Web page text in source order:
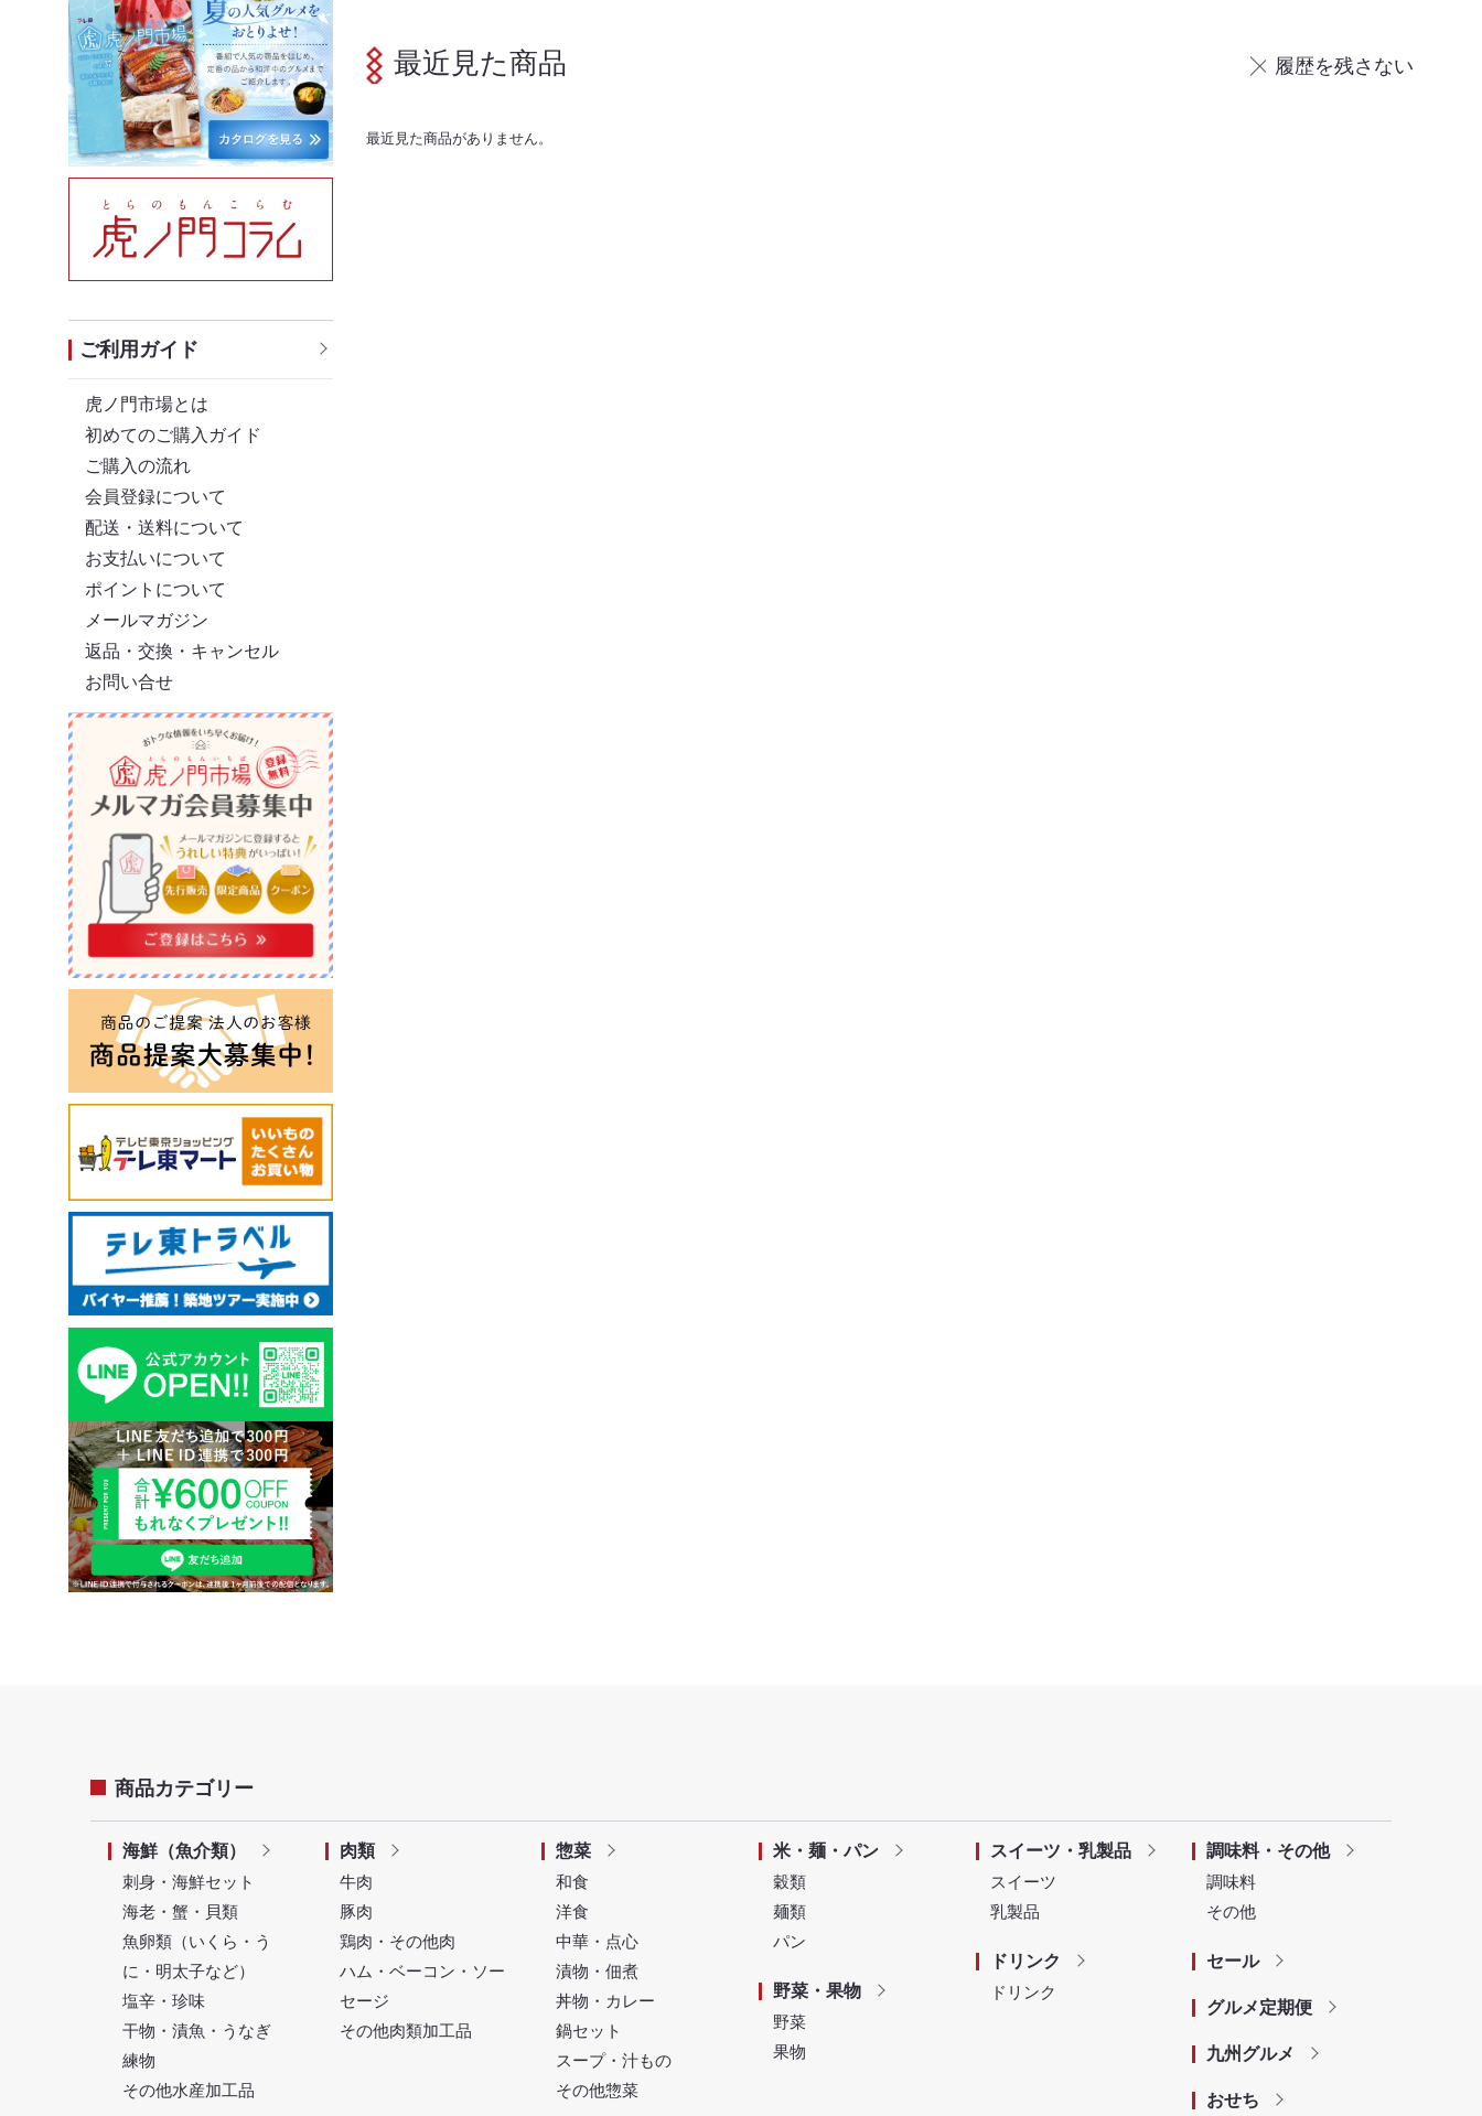
ご利用ガイド
虎ノ門市場とは
初めてのご購入ガイド
ご購入の流れ
会員登録について
配送・送料について
お支払いについて
ポイントについて
メールマガジン
返品・交換・キャンセル
お問い合せ
最近見た商品 履歴を残さない
最近見た商品がありません。
商品カテゴリー
海鮮（魚介類）
刺身・海鮮セット
海老・蟹・貝類
魚卵類（いくら・う
に・明太子など）
塩辛・珍味
干物・漬魚・うなぎ
練物
その他水産加工品
肉類
牛肉
豚肉
鶏肉・その他肉
ハム・ベーコン・ソー
セージ
その他肉類加工品
惣菜
和食
洋食
中華・点心
漬物・佃煮
丼物・カレー
鍋セット
スープ・汁もの
その他惣菜
米・麺・パン
穀類
麺類
パン
野菜・果物
野菜
果物
スイーツ・乳製品
スイーツ
乳製品
ドリンク
ドリンク
調味料・その他
調味料
その他
セール
グルメ定期便
九州グルメ
おせち